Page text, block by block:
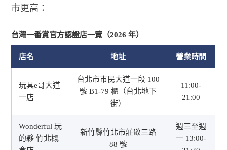
市更高：
台灣一番賞官方認證店一覽（2026 年）
店名 地址 營業時間
玩具e哥大道
一店
台北市市民大道一段 100
號 B1-79 櫃（台北地下
街）
11:00-
21:00
Wonderful 玩
的夥 竹北概
新竹縣竹北市莊敬三路
88 號
週三至週
一 13:00-